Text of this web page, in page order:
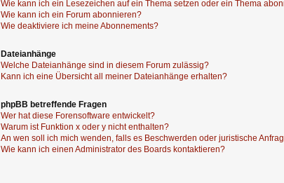
Wie kann ich ein Lesezeichen auf ein Thema setzen oder ein Thema
Wie kann ich ein Forum abonnieren?
Wie deaktiviere ich meine Abonnements?
Dateianhänge
Welche Dateianhänge sind in diesem Forum zulässig?
Kann ich eine Übersicht all meiner Dateianhänge erhalten?
phpBB betreffende Fragen
Wer hat diese Forensoftware entwickelt?
Warum ist Funktion x oder y nicht enthalten?
An wen soll ich mich wenden, falls es Beschwerden oder juristische
Wie kann ich einen Administrator des Boards kontaktieren?